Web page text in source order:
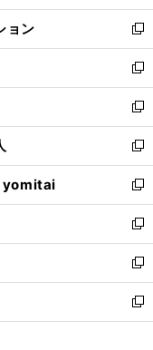
開
く
ウ
で
開
く
ン
ド
ウ
で
開
く
ウ
ィ
ン
ド
ウ
で
開
く
ョン
新
し
い
ウ
ィ
ン
ド
ウ
で
開
く
新
し
い
ウ
ィ
ン
ド
ウ
で
開
く
新
し
い
ウ
ィ
ン
ド
ウ
で
開
く
新
し
い
ウ
ィ
ン
ド
ウ
で
開
yomitai
新
し
い
ウ
ィ
ン
ド
ウ
新
し
い
ウ
ィ
ン
新
し
い
ウ
新
し